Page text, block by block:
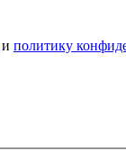
и политику